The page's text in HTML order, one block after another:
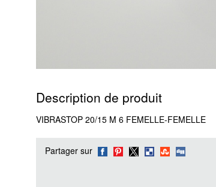
Description de produit
VIBRASTOP 20/15 M 6 FEMELLE-FEMELLE
Partager sur